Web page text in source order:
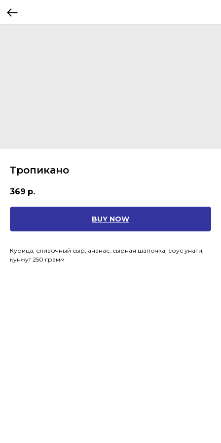
Тропикано
369 р.
BUY NOW
Курица, сливочный сыр, ананас, сырная шапочка, соус унаги,
кунжут 250 грамм